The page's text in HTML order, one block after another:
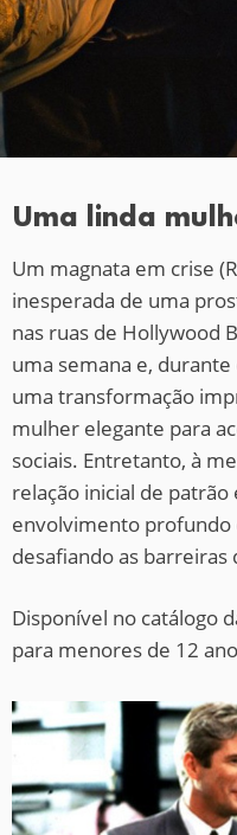
Uma linda
Um magnata em crise
inesperada de uma
nas ruas de Hollywood
uma semana e,
uma transformação
mulher elegante para
sociais. Entretanto, à
relação inicial de
envolvimento
desafiando as barreiras
Disponível no catálogo
para menores de 12